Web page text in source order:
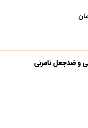
و ضدجعل نامرئی